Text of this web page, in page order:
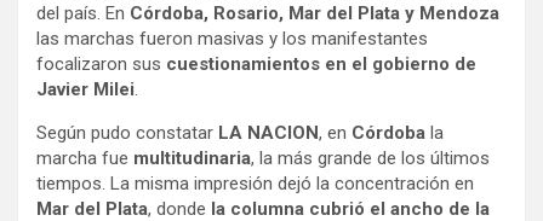
del país. En Córdoba, Rosario, Mar del Plata y Mendoza
las marchas fueron masivas y los manifestantes
focalizaron sus cuestionamientos en el gobierno de
Javier Milei
Según pudo constatar LA NACION, en Córdoba la
marcha fue multitudinaria, la más grande de los últimos
tiempos. La misma impresión dejó la concentración en
Mar del Plata, donde la columna cubrió el ancho de la